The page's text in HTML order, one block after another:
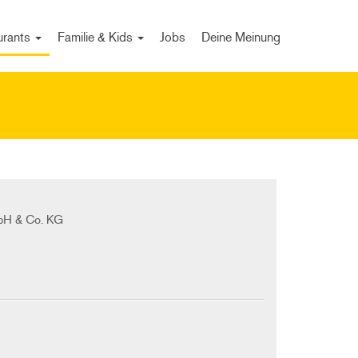
Familie & Kids Jobs Deine Meinung
& Co. KG